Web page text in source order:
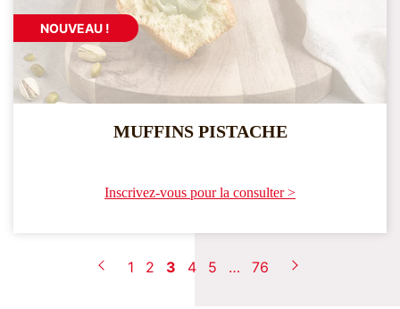
NOUVEAU !
MUFFINS PISTACHE
Inscrivez-vous pour la consulter >
1 2 3 4 5 … 76